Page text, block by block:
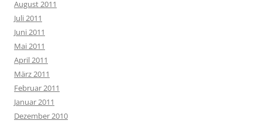
August 2011
Juli 2011
Juni 2011
Mai 2011
April 2011
März 2011
Februar 2011
Januar 2011
Dezember 2010